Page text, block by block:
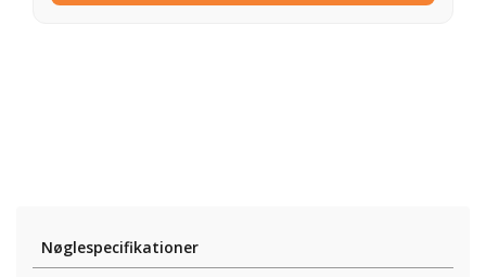
Nøglespecifikationer